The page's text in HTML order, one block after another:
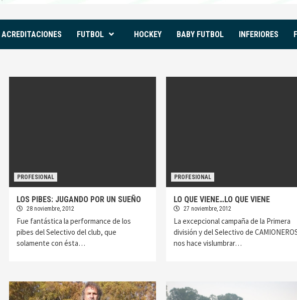
ACREDITACIONES FUTBOL HOCKEY BABY FUTBOL INFERIORES
PROFESIONAL
LOS PIBES: JUGANDO POR UN SUEÑO
28 noviembre, 2012
Fue fantástica la performance de los
pibes del Selectivo del club, que
solamente con ésta…
PROFESIONAL
LO QUE VIENE…LO QUE VIENE
27 noviembre, 2012
La excepcional campaña de la Primera
división y del Selectivo de
nos hace vislumbrar…